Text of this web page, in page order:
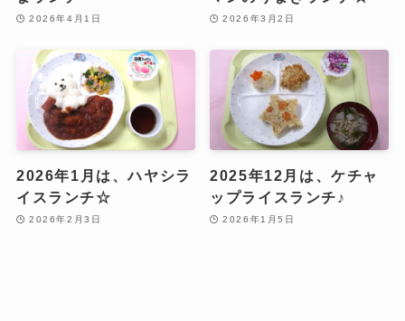
2026年4月1日 2026年3月2日
2026年1月は、ハヤシラ
イスランチ☆
2026年2月3日
2025年12月は、ケチャ
ップライスランチ♪
2026年1月5日